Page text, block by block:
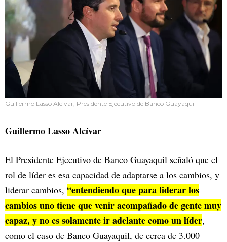
Guillermo Lasso Alcívar, Presidente Ejecutivo de Banco Guayaquil
Guillermo Lasso Alcívar
El Presidente Ejecutivo de Banco Guayaquil señaló que el
rol de líder es esa capacidad de adaptarse a los cambios, y
liderar cambios, “entendiendo que para liderar los
cambios uno tiene que venir acompañado de gente muy
capaz, y no es solamente ir adelante como un líder,
como el caso de Banco Guayaquil, de cerca de 3.000